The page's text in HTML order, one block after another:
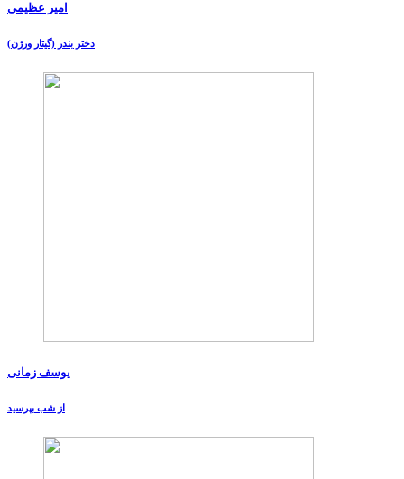
امیر عظیمی
دختر بندر (گیتار ورژن)
یوسف زمانی
از شب بپرسید